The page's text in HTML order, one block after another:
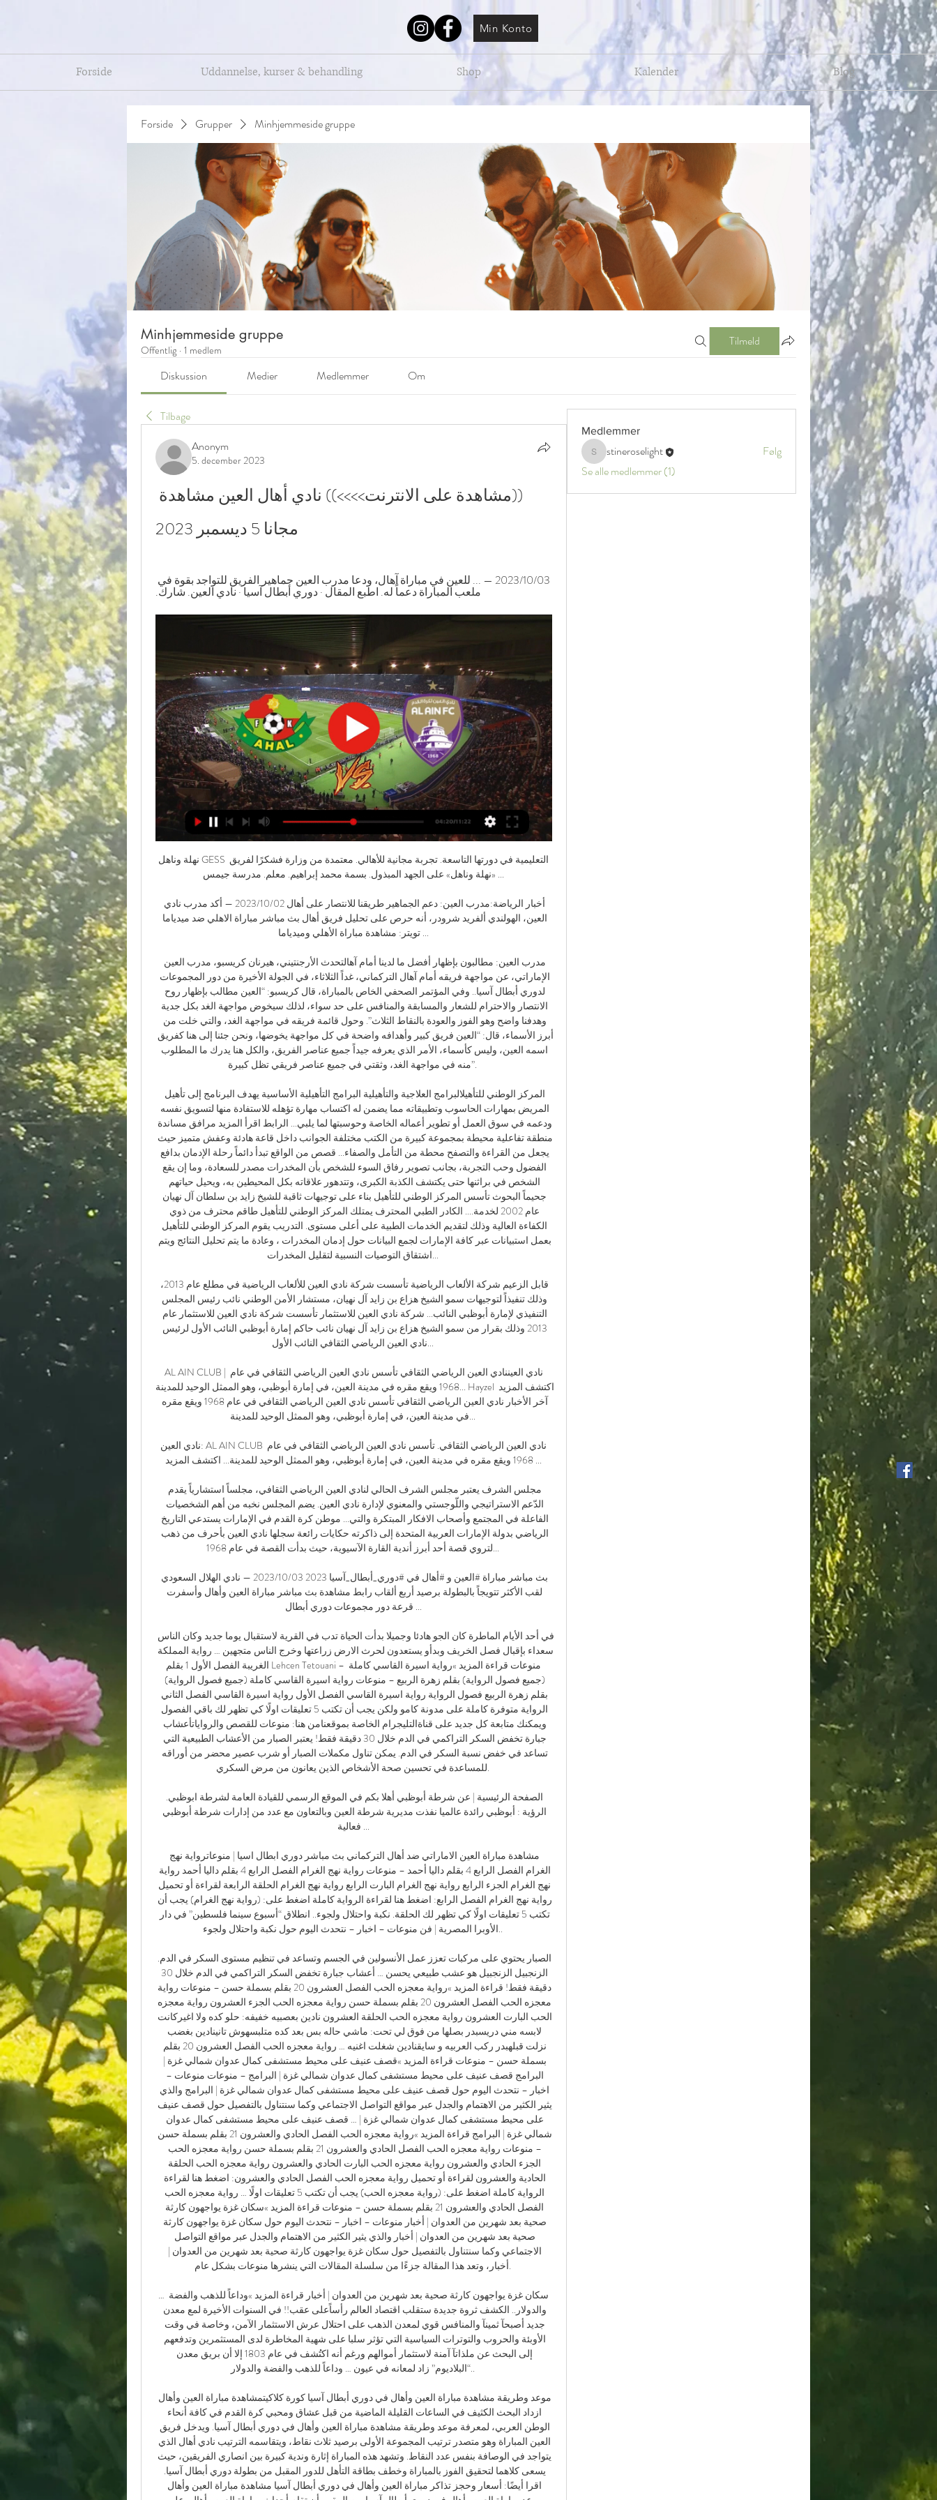
Min Konto
Forside Uddannelse, kurser & behandling Shop Kalender Blog
Forside Grupper Minhjemmeside gruppe
Minhjemmeside gruppe
Offentlig · 1 medlem
Tilmeld
Diskussion Medier Medlemmer Om
Tilbage
Anonym
5. december 2023
مجانا 5 ديسمبر 2023
ملعب المباراة دعماً له. اطبع المقال · دوري أبطال آسيا · نادي العين. شارك.
نهلة وناهل GESS التعليمية في دورتها التاسعة. تجربة مجانية للأهالي. معتمدة من وزارة فشكرًا لفريق «نهلة وناهل» على الجهد المبذول. بسمة محمد إبراهيم. معلم. مدرسة جيمس ...

أخبار الرياضة:مدرب العين: دعم الجماهير طريقنا للانتصار على أهال 02‏/10‏/2023 — أكد مدرب نادي العين، الهولندي ألفريد شرودر، أنه حرص على تحليل فريق أهال بث مباشر مباراة الاهلي ضد ميدياما تويتر: مشاهدة مباراة الأهلي وميدياما ...

مدرب العين: مطالبون بإظهار أفضل ما لدينا أمام آهالتحدث الأرجنتيني، هيرنان كريسبو، مدرب العين الإماراتي، عن مواجهة فريقه أمام آهال التركماني، غداً الثلاثاء، في الجولة الأخيرة من دور المجموعات لدوري أبطال آسيا.. وفي المؤتمر الصحفي الخاص بالمباراة، قال كريسبو: “العين مطالب بإظهار روح الانتصار والاحترام للشعار والمسابقة والمنافس على حد سواء، لذلك سيخوض مواجهة الغد بكل جدية وهدفنا واضح وهو الفوز والعودة بالنقاط الثلاث”. وحول قائمة فريقه في مواجهة الغد، والتي خلت من أبرز الأسماء، قال: “العين فريق كبير وأهدافه واضحة في كل مواجهة يخوضها، ونحن جئنا إلى هنا كفريق اسمه العين، وليس كأسماء، الأمر الذي يعرفه جيداً جميع عناصر الفريق، والكل هنا يدرك ما المطلوب منه في مواجهة الغد، وثقتي في جميع عناصر فريقي تظل كبيرة”. 

المركز الوطني للتأهيلالبرامج العلاجية والتأهيلية البرامج التأهيلية الأساسية يهدف البرنامج إلى تأهيل المريض بمهارات الحاسوب وتطبيقاته مما يضمن له اكتساب مهارة تؤهله للاستفادة منها لتسويق نفسه ودعمه في سوق العمل أو تطوير أعماله الخاصة وحوسبتها لما يلبي... الرابط اقرأ المزيد مرافق مساندة منطقة تفاعلية محيطة بمجموعة كبيرة من الكتب مختلفة الجوانب داخل قاعة هادئة وعفش متميز حيث يجعل من القراءة والتصفح محطة من التأمل والصفاء... قصص من الواقع تبدأ دائماً رحلة الإدمان بدافع الفضول وحب التجربة، بجانب تصوير رفاق السوء للشخص بأن المخدرات مصدر للسعادة، وما إن يقع الشخص في براثنها حتى يكتشف الكذبة الكبرى، وتتدهور علاقاته بكل المحيطين به، ويحيل حياتهم جحيماً البحوث تأسس المركز الوطني للتأهيل بناء على توجيهات ثاقبة للشيخ زايد بن سلطان آل نهيان عام 2002 لخدمة.... الكادر الطبي المحترف يمتلك المركز الوطني للتأهيل طاقم محترف من ذوي الكفاءة العالية وذلك لتقديم الخدمات الطبية على أعلى مستوى. التدريب يقوم المركز الوطني للتأهيل بعمل استبيانات عبر كافة الإمارات لجمع البيانات حول إدمان المخدرات ، وعادة ما يتم تحليل النتائج ويتم اشتقاق التوصيات النسبية لتقليل المخدرات... 

قابل الزعيم شركة الألعاب الرياضية تأسست شركة نادي العين للألعاب الرياضية في مطلع عام 2013، وذلك تنفيذاً لتوجيهات سمو الشيخ هزاع بن زايد آل نهيان، مستشار الأمن الوطني نائب رئيس المجلس التنفيذي لإمارة أبوظبي النائب... شركة نادي العين للاستثمار تأسست شركة نادي العين للاستثمار عام 2013 وذلك بقرار من سمو الشيخ هزاع بن زايد آل نهيان نائب حاكم إمارة أبوظبي النائب الأول لرئيس نادي العين الرياضي الثقافي النائب الأول... 

AL AIN CLUB | نادي العيننادي العين الرياضي الثقافي تأسس نادي العين الرياضي الثقافي في عام 1968 ويقع مقره في مدينة العين، في إمارة أبوظبي، وهو الممثل الوحيد للمدينة... Hayzel اكتشف المزيد آخر الأخبار نادي العين الرياضي الثقافي تأسس نادي العين الرياضي الثقافي في عام 1968 ويقع مقره في مدينة العين، في إمارة أبوظبي، وهو الممثل الوحيد للمدينة... 

نادي العين: AL AIN CLUB نادي العين الرياضي الثقافي. تأسس نادي العين الرياضي الثقافي في عام 1968 ويقع مقره في مدينة العين، في إمارة أبوظبي، وهو الممثل الوحيد للمدينة... اكتشف المزيد ...

مجلس الشرف يعتبر مجلس الشرف الحالي لنادي العين الرياضي الثقافي، مجلساً استشارياً يقدم الدّعم الاستراتيجي واللّوجستي والمعنوي لإدارة نادي العين. يضم المجلس نخبه من أهم الشخصيات الفاعلة في المجتمع وأصحاب الافكار المبتكرة والتي... موطن كرة القدم في الإمارات يستدعي التاريخ الرياضي بدولة الإمارات العربية المتحدة إلى ذاكرته حكايات رائعة سجلها نادي العين بأحرف من ذهب لتروي قصة أحد أبرز أندية القارة الآسيوية، حيث بدأت القصة في عام 1968... 

بث مباشر مباراة #العين و #أهال في #دوري_أبطال_آسيا 2023 03‏/10‏/2023 — نادي الهلال السعودي لقب الأكثر تتويجاً بالبطولة برصيد أربع ألقاب رابط مشاهدة بث مباشر مباراة العين وأهال وأسفرت قرعة دور مجموعات دوري أبطال ...

في أحد الأيام الماطرة كان الجو هادئا وجميلا بدأت الحياة تدب في القرية لاستقبال يوما جديد وكان الناس سعداء بإقبال فصل الخريف وبدأو يستعدون لحرث الارض زراعتها وخرج الناس متجهين … رواية المملكة الغريبة الفصل الأول 1 بقلم Lehcen Tetouani – منوعات قراءة المزيد »رواية اسيرة القاسي كاملة (جميع فصول الرواية) بقلم زهرة الربيع – منوعات رواية اسيرة القاسي كاملة (جميع فصول الرواية) بقلم زهرة الربيع فصول الرواية رواية اسيرة القاسي الفصل الأول رواية اسيرة القاسي الفصل الثاني الرواية متوفرة كاملة على مدونة كامو ولكن يجب أن تكتب 5 تعليقات اولًا كي تظهر لك باقي الفصول ويمكنك متابعة كل جديد على قناةالتليجرام الخاصة بموقعنامن هنا: منوعات للقصص والرواياتأعشاب جبارة تخفض السكر التراكمي في الدم خلال 30 دقيقة فقط! يعتبر الصبار من الأعشاب الطبيعية التي تساعد في خفض نسبة السكر في الدم. يمكن تناول مكملات الصبار أو شرب عصير محضر من أوراقه للمساعدة في تحسين صحة الأشخاص الذين يعانون من مرض السكري. 

الصفحة الرئيسية | عن شرطة أبوظبي ​أهلا بكم في الموقع الرسمي للقيادة العامة لشرطة ابوظبي. الرؤية : أبوظبي رائدة عالميا نفذت مديرية شرطة العين وبالتعاون مع عدد من إدارات شرطة أبوظبي فعالية ...

مشاهدة مباراة العين الاماراتي ضد أهال التركماني بث مباشر دوري ابطال اسيا | منوعاترواية نهج الغرام الفصل الرابع 4 بقلم داليا أحمد – منوعات رواية نهج الغرام الفصل الرابع 4 بقلم داليا أحمد رواية نهج الغرام الجزء الرابع رواية نهج الغرام البارت الرابع رواية نهج الغرام الحلقة الرابعة لقراءة أو تحميل رواية نهج الغرام الفصل الرابع: اضغط هنا لقراءة الرواية كاملة اضغط على: (رواية نهج الغرام) يجب أن تكتب 5 تعليقات اولًا كي تظهر لك الحلقة. نكبة واحتلال ولجوء.. انطلاق “أسبوع سينما فلسطين” في دار الأوبرا المصرية | فن منوعات – اخبار – نتحدث اليوم حول نكبة واحتلال ولجوء.. 

الصبار يحتوي على مركبات تعزز عمل الأنسولين في الجسم وتساعد في تنظيم مستوى السكر في الدم. الزنجبيل الزنجبيل هو عشب طبيعي يحسن … أعشاب جبارة تخفض السكر التراكمي في الدم خلال 30 دقيقة فقط! قراءة المزيد »رواية معجزه الحب الفصل العشرون 20 بقلم بسملة حسن – منوعات رواية معجزه الحب الفصل العشرون 20 بقلم بسملة حسن رواية معجزه الحب الجزء العشرون رواية معجزه الحب البارت العشرون رواية معجزه الحب الحلقة العشرون نادين بعصبيه خفيفه: حلو كده ولا اغيركانت لابسه مني دريسبدر بصلها من فوق لي تحت: ماشي حاله بس بعد كده متلبسهوش تانينادين بغضب نزلت قبلهبدر ركب العربيه و سايقنادين شغلت اغنيه … رواية معجزه الحب الفصل العشرون 20 بقلم بسملة حسن – منوعات قراءة المزيد »قصف عنيف على محيط مستشفى كمال عدوان شمالي غزة | البرامج قصف عنيف على محيط مستشفى كمال عدوان شمالي غزة | البرامج – منوعات منوعات – اخبار – نتحدث اليوم حول قصف عنيف على محيط مستشفى كمال عدوان شمالي غزة | البرامج والذي يثير الكثير من الاهتمام والجدل عبر مواقع التواصل الاجتماعي وكما سنتناول بالتفصيل حول قصف عنيف على محيط مستشفى كمال عدوان شمالي غزة | … قصف عنيف على محيط مستشفى كمال عدوان شمالي غزة | البرامج قراءة المزيد »رواية معجزه الحب الفصل الحادي والعشرون 21 بقلم بسملة حسن – منوعات رواية معجزه الحب الفصل الحادي والعشرون 21 بقلم بسملة حسن رواية معجزه الحب الجزء الحادي والعشرون رواية معجزه الحب البارت الحادي والعشرون رواية معجزه الحب الحلقة الحادية والعشرون لقراءة أو تحميل رواية معجزه الحب الفصل الحادي والعشرون: اضغط هنا لقراءة الرواية كاملة اضغط على: (رواية معجزه الحب) يجب أن تكتب 5 تعليقات اولًا … رواية معجزه الحب الفصل الحادي والعشرون 21 بقلم بسملة حسن – منوعات قراءة المزيد »سكان غزة يواجهون كارثة صحية بعد شهرين من العدوان | أخبار منوعات – اخبار – نتحدث اليوم حول سكان غزة يواجهون كارثة صحية بعد شهرين من العدوان | أخبار والذي يثير الكثير من الاهتمام والجدل عبر مواقع التواصل الاجتماعي وكما سنتناول بالتفصيل حول سكان غزة يواجهون كارثة صحية بعد شهرين من العدوان | أخبار، وتعد هذا المقالة جزءًا من سلسلة المقالات التي ينشرها منوعات بشكل عام. 

… سكان غزة يواجهون كارثة صحية بعد شهرين من العدوان | أخبار قراءة المزيد »وداعاً للذهب والفضة والدولار.. الكشف ثروة جديدة ستقلب اقتصاد العالم رأساًعلى عقب!! في السنوات الأخيرة لمع معدن جديد أصبحآ ثمينآ والمنافس قوي لمعدن الذهب على احتلال عرش الاستثمار الآمن، وخاصة في وقت الأوبئة والحروب والتوترات السياسية التي تؤثر سلبا على شهية المخاطرة لدى المستثمرين وتدفعهم إلى البحث عن ملذاتآ آمنة لاستثمار أموالهم ورغم أنه اكتُشف في عام 1803 إلا أن بريق معدن “البلاديوم” زاد لمعانه في عيون … وداعاً للذهب والفضة والدولار.. 

موعد وطريقة مشاهدة مباراة العين وأهال في دوري أبطال آسيا كورة كلاكيتمشاهدة مباراة العين وأهال ازداد البحث الكثيف في الساعات القليلة الماضية من قبل عشاق ومحبي كرة القدم في كافة أنحاء الوطن العربي، لمعرفة موعد وطريقة مشاهدة مباراة العين وأهال في دوري أبطال آسيا. ويدخل فريق العين المباراة وهو متصدر ترتيب المجموعة الأولى برصيد ثلاث نقاط، ويتقاسمه الترتيب نادي أهال الذي يتواجد في الوصافة بنفس عدد النقاط. وتشهد هذه المباراة إثارة وندية كبيرة بين انصاري الفريقين، حيث يسعى كلاهما لتحقيق الفوز بالمباراة وخطف بطاقة التأهل للدور المقبل من بطولة دوري أبطال آسيا. اقرا أيضًا: أسعار وحجز تذاكر مباراة العين وأهال في دوري أبطال آسيا مشاهدة مباراة العين وأهال موعد مباراة العين وأهال في دوري أبطال آسيا من المقرر أن تقام أحداث مباراة العين وأهال، على أرضية ستاد هزاع بن زايد، ضمن منافسات الجولة الثانية من بطولة دوري أبطال آسيا 2023-2024. 

مباريات نادي أهال - تركمنستان العين 4. انتهت · أهال 2. استاد طحنون بن محمد 03-10-2023 - 18:00. دوري أبطال آسيا في الجول - FilGoalSarmadyFREE - In Google Play. الى التطبيق.

العين ضد أهل.. القنوات الناقلة لمباراة العين وأهال التركماني 03‏/10‏/2023 — ننشر لكم القنوات الناقلة لمباراة العين وأهال التركماني في لقاء قوي للغاية ويحاول الفريق "قائمة Free مجانًا" القنوات المفتوحة الناقلة لمباراة ...

موعد مباراة العين واهال اليوم 3 اكتوبر والقنوات الناقلة لمواجهة 03‏/10‏/2023 — مجانا للموقعة الكروية ضمن الجولة الثانية من منافسات دوري ابطال اسيا لكرة القدم. موعد مباراة العين واهال اليوم. وسيكون وقت موعد مباراة العين ...

انطلاق “أسبوع سينما فلسطين” في دار الأوبرا المصرية | فن والذي يثير الكثير من الاهتمام والجدل عبر مواقع التواصل الاجتماعي وكما سنتناول بالتفصيل حول نكبة واحتلال ولجوء.. انطلاق “أسبوع سينما فلسطين” في دار الأوبرا المصرية | فن، وتعد هذا المقالة جزءًا من سلسلة المقالات التي … نكبة واحتلال ولجوء.. انطلاق “أسبوع سينما فلسطين” في دار الأوبرا المصرية | فن قراءة المزيد »رواية المملكة الغريبة الفصل الأول 1 بقلم Lehcen Tetouani – منوعات رواية المملكة الغريبة الفصل الأول 1 بقلم Lehcen Tetouani رواية المملكة الغريبة الجزء الأول رواية المملكة الغريبة البارت الأول رواية المملكة الغريبة الحلقة الأولى ….. 

مشاهدة مباراة العين الاماراتي بث مباشر اليوم يبحث الكثيرون من عشاق الكرة الاماراتية عن موعد مباراة العين والامارات اليو
Medlemmer
stineroselight
stineroselight
Følg
Se alle medlemmer (1)